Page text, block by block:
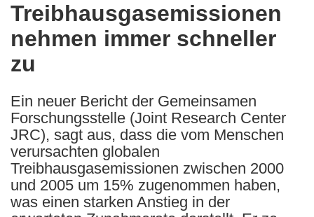
following
languages:
Treibhausgasemissionen
nehmen immer schneller
zu
Ein neuer Bericht der Gemeinsamen
Forschungsstelle (Joint Research Center
JRC), sagt aus, dass die vom Menschen
verursachten globalen
Treibhausgasemissionen zwischen 2000
und 2005 um 15% zugenommen haben,
was einen starken Anstieg in der